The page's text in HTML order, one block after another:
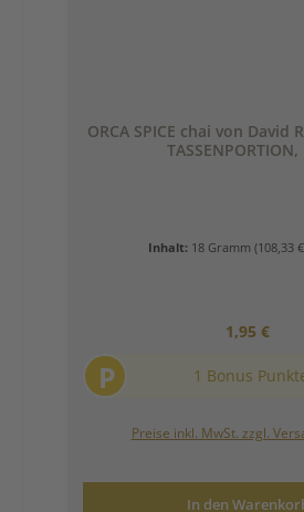
ORCA SPICE chai von David
TASSENPORTION,
Inhalt: 18 Gramm (108,33
Regulärer
1,95 €
P 1 Bonus
Preise inkl. MwSt. zzgl.
In den